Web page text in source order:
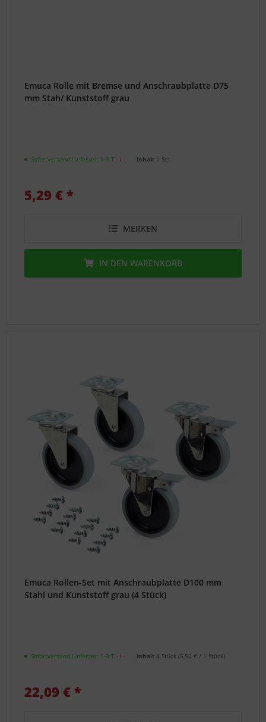
Emuca Rolle mit Bremse und Anschraubplatte D75
mm Stah/ Kunststoff grau
Sofortversand Lieferzeit 1-3 T- ℹ - Inhalt 1 Set
5,29 € *
MERKEN
IN DEN WARENKORB
Emuca Rollen-Set mit Anschraubplatte D100 mm
Stahl und Kunststoff grau (4 Stück)
Sofortversand Lieferzeit 1-3 T- ℹ - Inhalt4 Stück(5,52 € / 1 Stück)
22,09 € *